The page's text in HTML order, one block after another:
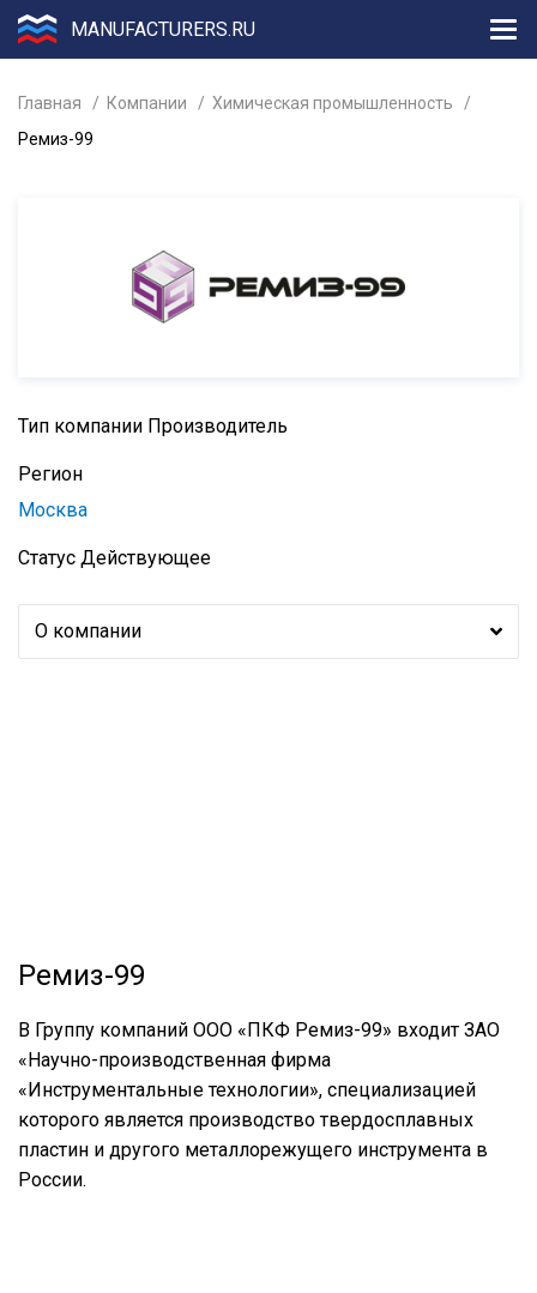
MANUFACTURERS.RU
Главная Компании
Химическая промышленность
Ремиз-99
Тип компании Производитель
Регион
Москва
Статус Действующее
О компании
Ремиз-99
В Группу компаний ООО «ПКФ Ремиз-99» входит ЗАО
«Научно-производственная фирма
«Инструментальные технологии», специализацией
которого является производство твердосплавных
пластин и другого металлорежущего инструмента в
России.